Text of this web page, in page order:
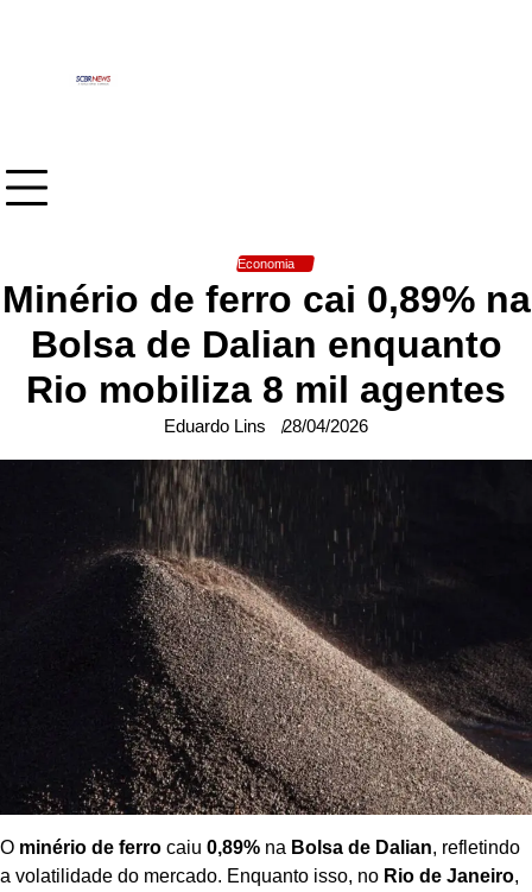
Economia
Minério de ferro cai 0,89% na
Bolsa de Dalian enquanto
Rio mobiliza 8 mil agentes
Eduardo Lins 28/04/2026
O minério de ferro caiu 0,89% na Bolsa de Dalian, refletindo
a volatilidade do mercado. Enquanto isso, no Rio de Janeiro,